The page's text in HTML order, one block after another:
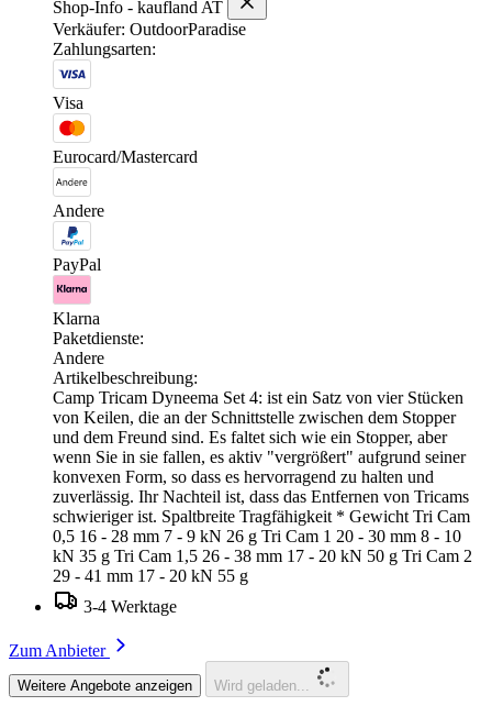
Shop-Info - kaufland AT
Verkäufer: OutdoorParadise
Zahlungsarten:
Visa
Eurocard/Mastercard
Andere
PayPal
Klarna
Paketdienste:
Andere
Artikelbeschreibung:
Camp Tricam Dyneema Set 4: ist ein Satz von vier Stücken
von Keilen, die an der Schnittstelle zwischen dem Stopper
und dem Freund sind. Es faltet sich wie ein Stopper, aber
wenn Sie in sie fallen, es aktiv "vergrößert" aufgrund seiner
konvexen Form, so dass es hervorragend zu halten und
zuverlässig. Ihr Nachteil ist, dass das Entfernen von Tricams
schwieriger ist. Spaltbreite Tragfähigkeit * Gewicht Tri Cam
0,5 16 - 28 mm 7 - 9 kN 26 g Tri Cam 1 20 - 30 mm 8 - 10
kN 35 g Tri Cam 1,5 26 - 38 mm 17 - 20 kN 50 g Tri Cam 2
29 - 41 mm 17 - 20 kN 55 g
3-4 Werktage
Zum Anbieter
Weitere Angebote anzeigen Wird geladen...